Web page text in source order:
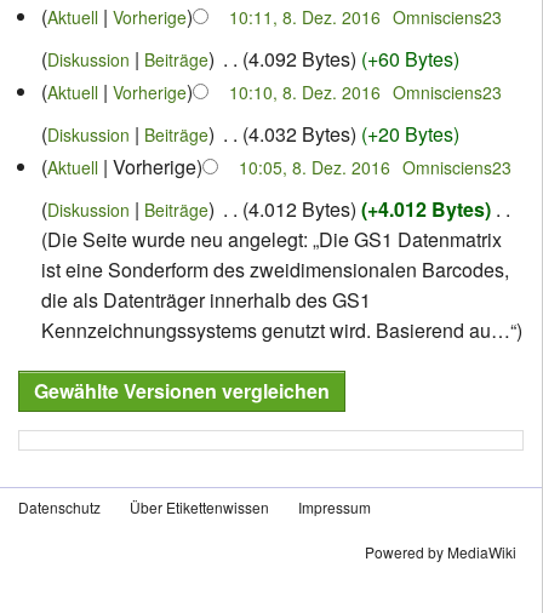
Aktuell Vorherige 10:11, 8. Dez. 2016 Omnisciens23
Diskussion
Beiträge 4.092 Bytes +60 Bytes
Aktuell Vorherige 10:10, 8. Dez. 2016 Omnisciens23
Diskussion
Beiträge 4.032 Bytes +20 Bytes
Aktuell Vorherige 10:05, 8. Dez. 2016 Omnisciens23
Diskussion
Beiträge 4.012 Bytes +4.012 Bytes ‎
Die Seite wurde neu angelegt: „Die GS1 Datenmatrix
ist eine Sonderform des zweidimensionalen Barcodes,
die als Datenträger innerhalb des GS1
Kennzeichnungssystems genutzt wird. Basierend au…“
Datenschutz Über Etikettenwissen Impressum
Powered by MediaWiki